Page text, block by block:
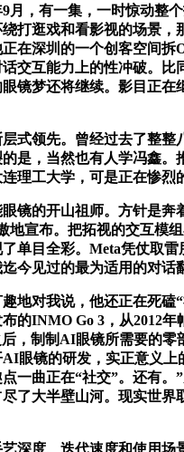
9月，有一集，一时惊动整
打逛戏和看影视的场景，
在深圳的一个创客空间拆
交互能力上的性冲破。比
镜梦还将继续。影目正在
领先。曾经过去了整整
是，当然也有人学冯鑫。
理工大学，可是正在惨烈
的开山祖师。方针是奔
地宣布。把拓视的交互模
单目全彩。Meta凭仗取雷
今见过的最为适用的对话
对我说，他还正在死磕“
布的INMO Go 3，从2012年
，制制AI眼镜所需要的零
眼镜的研发，实正意义上
一曲正在“社交”。还有。
了大半壁山河。现实世界
度、迭代速度和使用场景